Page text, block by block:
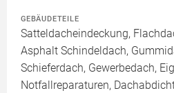
GEBÄUDETEILE
Satteldacheindeckung,
Asphalt Schindeldach,
Schieferdach, Gewerbedach,
Notfallreparaturen,